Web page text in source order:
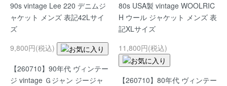
90s vintage Lee 220 デニムジ
ャケット メンズ 表記42Lサイ
ズ
9,800円(税込)
【260710】90年代 ヴィンテー
ジ vintage Ｇジャン ジージャ
80s USA製 vintage WOOLRIC
H ウール ジャケット メンズ 表
記XLサイズ
11,800円(税込)
【260710】80年代 ヴィンテー